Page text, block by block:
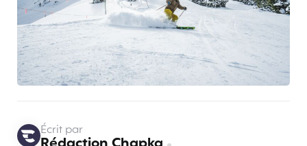
Écrit par